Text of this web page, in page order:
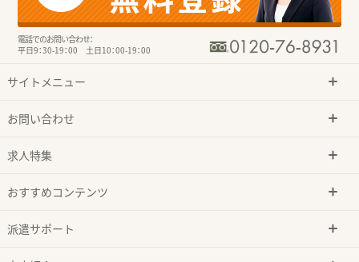
電話でのお問い合わせ：
平日9：30-19：00 土日10：00-19：00
サイトメニュー
お問い合わせ
求人特集
おすすめコンテンツ
派遣サポート